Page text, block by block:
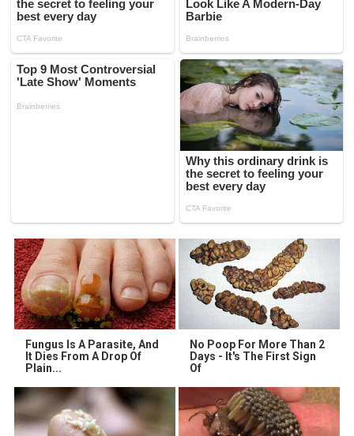
Fungus Is A Parasite, And
It Dies From A Drop Of
Plain...
No Poop For More Than 2
Days - It's The First Sign
Of